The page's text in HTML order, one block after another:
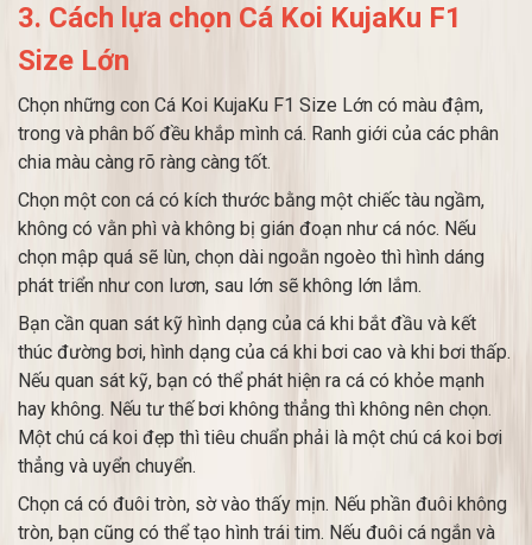
3. Cách lựa chọn Cá Koi KujaKu F1
Size Lớn
Chọn những con Cá Koi KujaKu F1 Size Lớn có màu đậm,
trong và phân bố đều khắp mình cá. Ranh giới của các phân
chia màu càng rõ ràng càng tốt.
Chọn một con cá có kích thước bằng một chiếc tàu ngầm,
không có vằn phì và không bị gián đoạn như cá nóc. Nếu
chọn mập quá sẽ lùn, chọn dài ngoằn ngoèo thì hình dáng
phát triển như con lươn, sau lớn sẽ không lớn lắm.
Bạn cần quan sát kỹ hình dạng của cá khi bắt đầu và kết
thúc đường bơi, hình dạng của cá khi bơi cao và khi bơi thấp.
Nếu quan sát kỹ, bạn có thể phát hiện ra cá có khỏe mạnh
hay không. Nếu tư thế bơi không thẳng thì không nên chọn.
Một chú cá koi đẹp thì tiêu chuẩn phải là một chú cá koi bơi
thẳng và uyển chuyển.
Chọn cá có đuôi tròn, sờ vào thấy mịn. Nếu phần đuôi không
tròn, bạn cũng có thể tạo hình trái tim. Nếu đuôi cá ngắn và